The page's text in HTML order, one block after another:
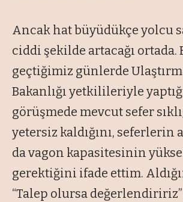
Ancak hat büyüdükçe yolcu
ciddi şekilde artacağı ortada.
geçtiğimiz günlerde
Bakanlığı yetkilileriyle
görüşmede mevcut sefer
yetersiz kaldığını, seferlerin
da vagon kapasitesinin
gerektiğini ifade ettim.
“Talep olursa